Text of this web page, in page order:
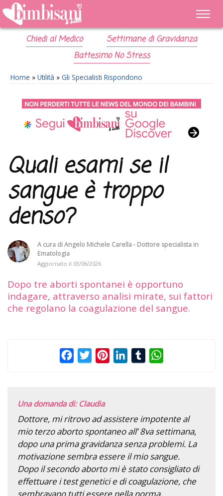
Chiedi al Medico
Settimane di Gravidanza
Battesimo No Stress
Home » Utilità » Gli Specialisti Rispondono
Quali esami se il
sangue è troppo
denso?
A cura diAngelo Michele Carella - Dottore specialista in
Ematologia
Aggiornato il 03/06/2026
Dopo tre aborti spontanei è opportuno
indagare, attraverso analisi mirate, sui fattori
che regolano la coagulazione del sangue.
FacebookTwitterPinterestLinkedInTumblr
Una domanda di: Claudia
Dottore, mi ritrovo ad assistere impotente al
mio terzo aborto spontaneo all’ 8va settimana,
dopo una prima gravidanza senza problemi. La
motivazione sembra essere il mio sangue.
Dopo il secondo aborto mi è stato consigliato di
effettuare i test genetici e di coagulazione, che